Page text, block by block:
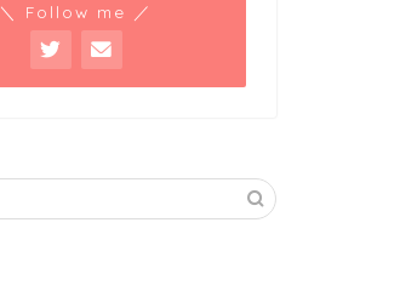
＼ Follow me ／